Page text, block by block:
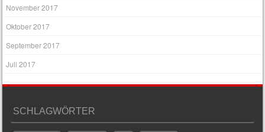
November 2017
Oktober 2017
September 2017
Juli 2017
SCHLAGWÖRTER